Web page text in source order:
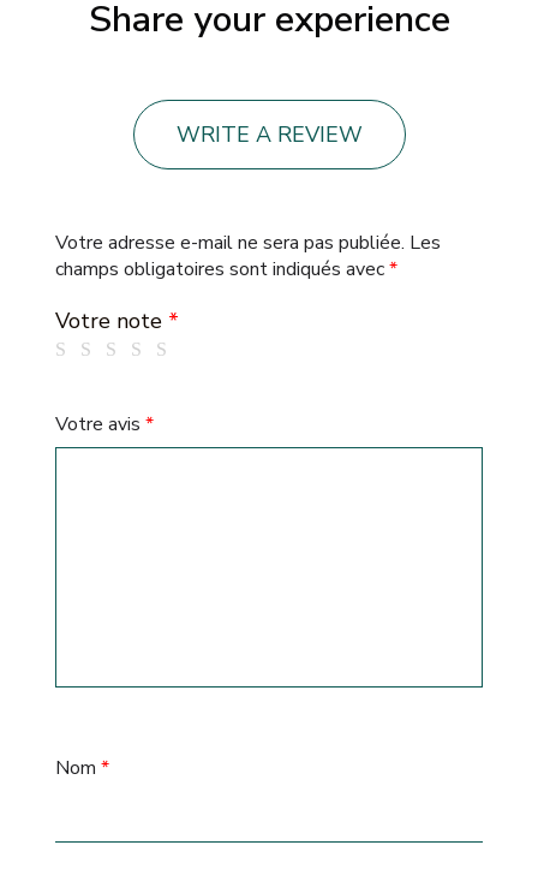
Share your experience
WRITE A REVIEW
Votre adresse e-mail ne sera pas publiée. Les
champs obligatoires sont indiqués avec*
Votre note *
Votre avis *
Nom *